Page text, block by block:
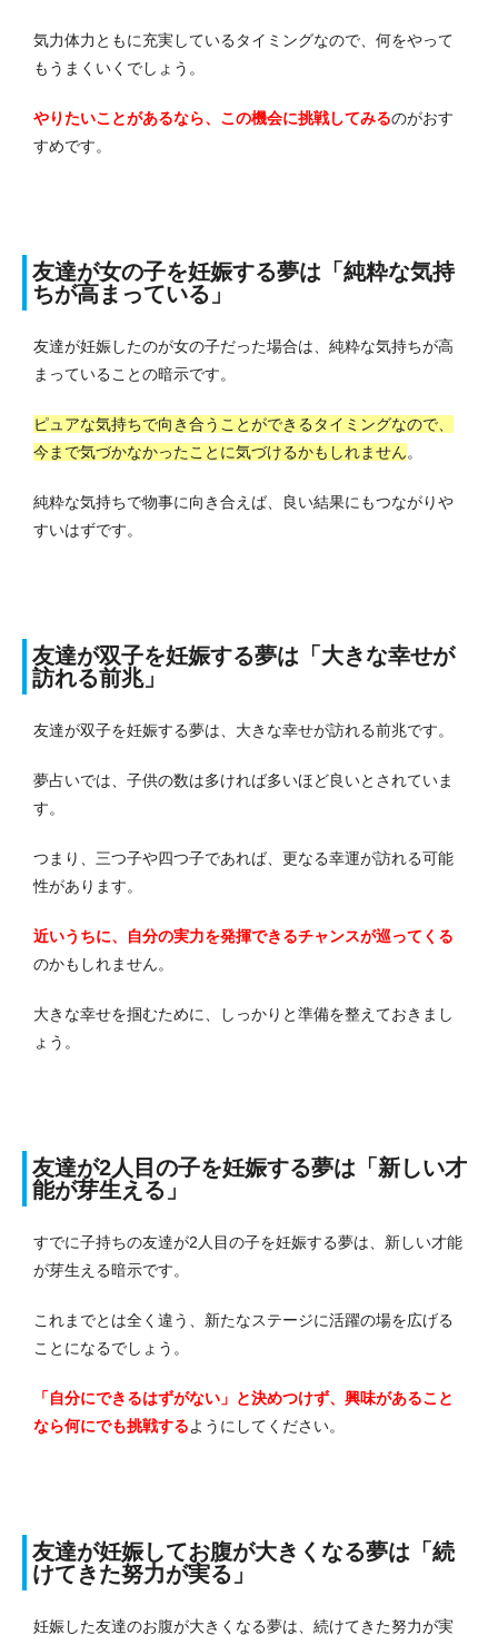
気力体力ともに充実しているタイミングなので、何をやって
もうまくいくでしょう。
やりたいことがあるなら、この機会に挑戦してみるのがおす
すめです。
友達が女の子を妊娠する夢は「純粋な気持
ちが高まっている」
友達が妊娠したのが女の子だった場合は、純粋な気持ちが高
まっていることの暗示です。
ピュアな気持ちで向き合うことができるタイミングなので、
今まで気づかなかったことに気づけるかもしれません。
純粋な気持ちで物事に向き合えば、良い結果にもつながりや
すいはずです。
友達が双子を妊娠する夢は「大きな幸せが
訪れる前兆」
友達が双子を妊娠する夢は、大きな幸せが訪れる前兆です。
夢占いでは、子供の数は多ければ多いほど良いとされていま
す。
つまり、三つ子や四つ子であれば、更なる幸運が訪れる可能
性があります。
近いうちに、自分の実力を発揮できるチャンスが巡ってくる
のかもしれません。
大きな幸せを掴むために、しっかりと準備を整えておきまし
ょう。
友達が2人目の子を妊娠する夢は「新しい才
能が芽生える」
すでに子持ちの友達が2人目の子を妊娠する夢は、新しい才能
が芽生える暗示です。
これまでとは全く違う、新たなステージに活躍の場を広げる
ことになるでしょう。
「自分にできるはずがない」と決めつけず、興味があること
なら何にでも挑戦するようにしてください。
友達が妊娠してお腹が大きくなる夢は「続
けてきた努力が実る」
妊娠した友達のお腹が大きくなる夢は、続けてきた努力が実